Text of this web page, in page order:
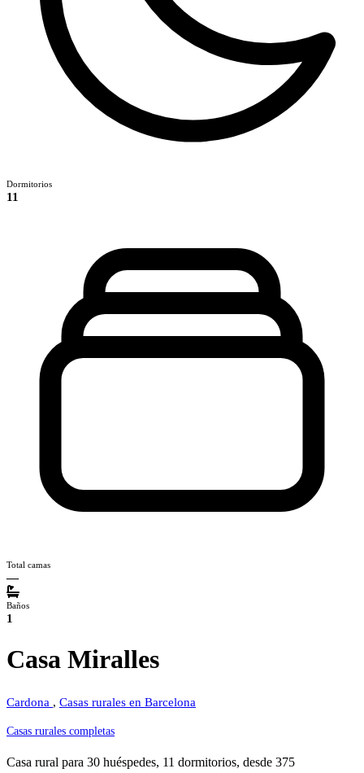
Dormitorios
11
Total camas
—
Baños
1
Casa Miralles
Cardona , Casas rurales en Barcelona
Casas rurales completas
Casa rural para 30 huéspedes, 11 dormitorios, desde 375